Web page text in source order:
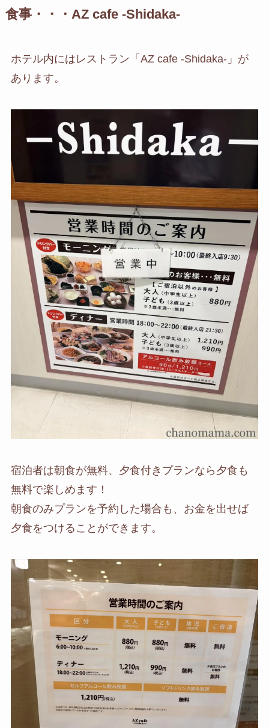
食事・・・AZ cafe -Shidaka-
ホテル内にはレストラン「AZ cafe -Shidaka-」が
あります。
宿泊者は朝食が無料、夕食付きプランなら夕食も
無料で楽しめます！
朝食のみプランを予約した場合も、お金を出せば
夕食をつけることができます。